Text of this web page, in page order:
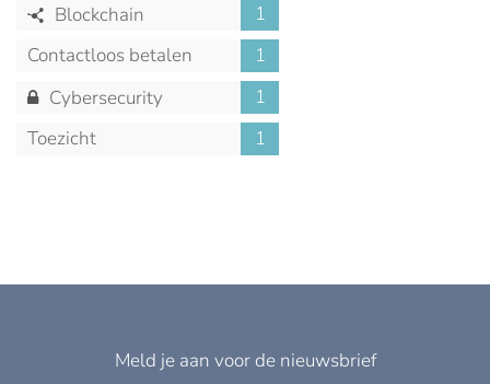
Blockchain
1
Contactloos betalen
1
Cybersecurity
1
Toezicht
1
Meld je aan voor de nieuwsbrief